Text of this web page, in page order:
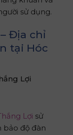
sử dụng.
Địa chỉ
tại Hóc
Lợi
Lợi sử
bảo độ đàn